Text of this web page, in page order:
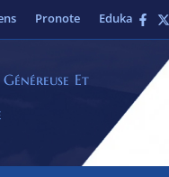
Pronote Eduka
Et